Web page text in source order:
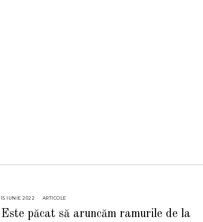
15 IUNIE 2022
I
U
ARTICOLE
Este păcat să aruncăm ramurile de la